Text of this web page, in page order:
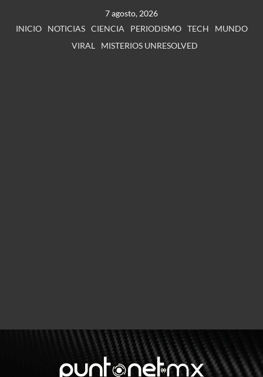
7 agosto, 2026
INICIO
NOTICIAS CIENCIA PERIODISMO TECH
MUNDO
VIRAL
MISTERIOS UNRESOLVED